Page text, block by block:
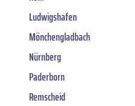
Ludwigshafen
Mönchengladbach
Nürnberg
Paderborn
Remscheid